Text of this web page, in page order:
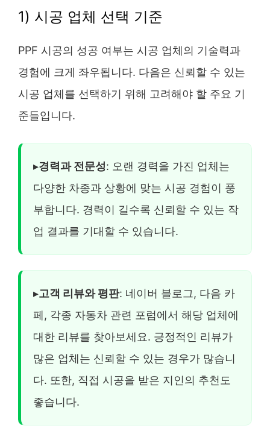
1) 시공 업체 선택 기준
PPF 시공의 성공 여부는 시공 업체의 기술력과
경험에 크게 좌우됩니다. 다음은 신뢰할 수 있는
시공 업체를 선택하기 위해 고려해야 할 주요 기
준들입니다.
▸경력과 전문성: 오랜 경력을 가진 업체는
다양한 차종과 상황에 맞는 시공 경험이 풍
부합니다. 경력이 길수록 신뢰할 수 있는 작
업 결과를 기대할 수 있습니다.
▸고객 리뷰와 평판: 네이버 블로그, 다음 카
페, 각종 자동차 관련 포럼에서 해당 업체에
대한 리뷰를 찾아보세요. 긍정적인 리뷰가
많은 업체는 신뢰할 수 있는 경우가 많습니
다. 또한, 직접 시공을 받은 지인의 추천도
좋습니다.